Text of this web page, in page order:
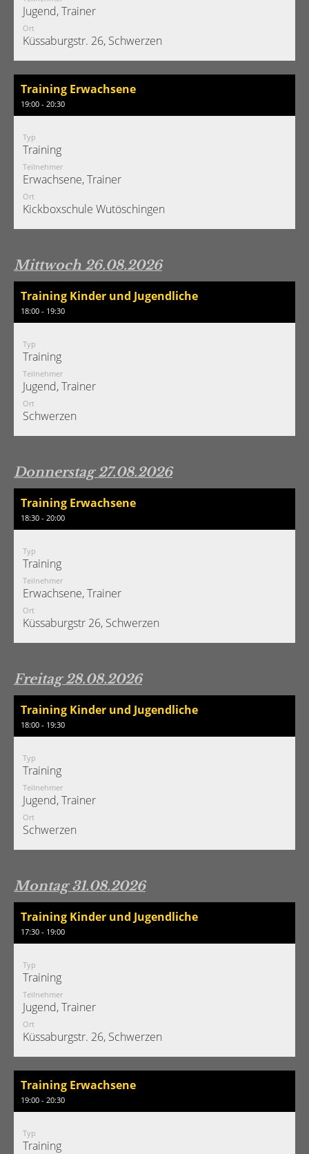
Jugend, Trainer
Ort
Küssaburgstr. 26, Schwerzen
Training Erwachsene
19:00 - 20:30
Typ
Training
Teilnehmer
Erwachsene, Trainer
Ort
Kickboxschule Wutöschingen
Mittwoch 26.08.2026
Training Kinder und Jugendliche
18:00 - 19:30
Typ
Training
Teilnehmer
Jugend, Trainer
Ort
Schwerzen
Donnerstag 27.08.2026
Training Erwachsene
18:30 - 20:00
Typ
Training
Teilnehmer
Erwachsene, Trainer
Ort
Küssaburgstr 26, Schwerzen
Freitag 28.08.2026
Training Kinder und Jugendliche
18:00 - 19:30
Typ
Training
Teilnehmer
Jugend, Trainer
Ort
Schwerzen
Montag 31.08.2026
Training Kinder und Jugendliche
17:30 - 19:00
Typ
Training
Teilnehmer
Jugend, Trainer
Ort
Küssaburgstr. 26, Schwerzen
Training Erwachsene
19:00 - 20:30
Typ
Training